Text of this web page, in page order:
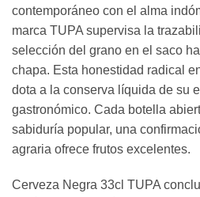
contemporáneo con el alma
marca TUPA supervisa la
selección del grano en el saco
chapa. Esta honestidad radical
dota a la conserva líquida de su
gastronómico. Cada botella
sabiduría popular, una
agraria ofrece frutos excelentes.
Cerveza Negra 33cl TUPA